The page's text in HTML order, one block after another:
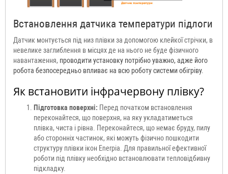
Встановлення датчика температури підлоги
Датчик монтується під низ плівки за допомогою клейкої стрічки, в
невелике заглиблення в місцях де на нього не буде фізичного
навантаження, проводити установку потрібно уважно, адже його
робота безпосередньо впливає на всю роботу системи обігріву.
Як встановити інфрачервону плівку?
Підготовка поверхні: Перед початком встановлення
переконайтеся, що поверхня, на яку укладатиметься
плівка, чиста і рівна. Переконайтеся, що немає бруду, пилу
або сторонніх частинок, які можуть фізично пошкодити
структуру плівки ікон Enerpia. Для правильної ефективної
роботи під плівку необхідно встановлювати тепловідбивну
підкладку.